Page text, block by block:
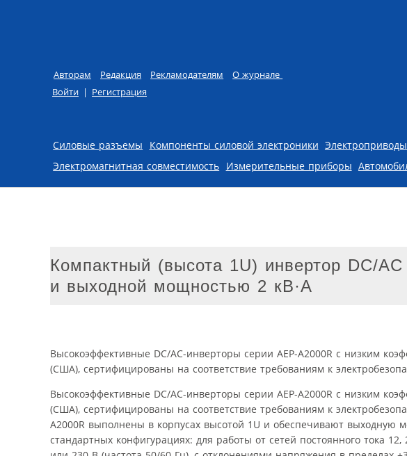
Авторам Редакция Рекламодателям
О журнале
Войти | Регистрация
Skip to content
Силовые разъемы Компоненты силовой электроники Электроприводы
Электромагнитная совместимость Измерительные приборы
Компактный (высота 1U) инвертoр DC/
и выходной мощностью 2 кВ·А
Высокоэффективные DC/AC-инверторы серии AEP-A2000R с низким
(США), сертифицированы на соответствие требованиям к
Высокоэффективные DC/AC-инверторы серии AEP-A2000R с низким
(США), сертифицированы на соответствие требованиям к
A2000R выполнены в корпусах высотой 1U и обеспечивают выходную
стандартных конфигурациях: для работы от сетей постоянного тока